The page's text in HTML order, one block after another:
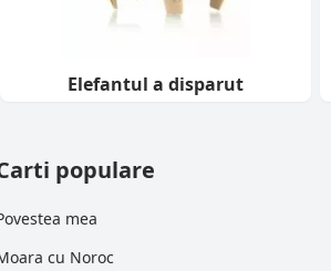
Elefantul a disparut
populare
mea
cu Noroc